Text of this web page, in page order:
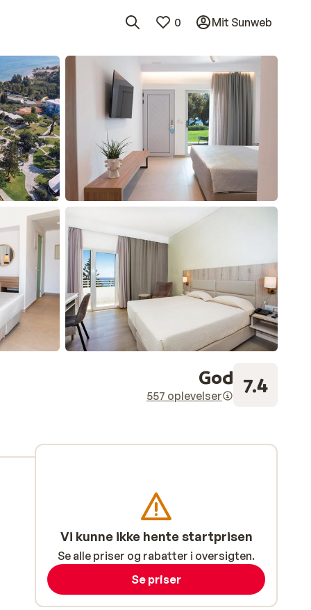
0 Mit Sunweb
God
557 oplevelser 7.4
Vi kunne ikke hente startprisen
Se alle priser og rabatter i oversigten.
Se priser